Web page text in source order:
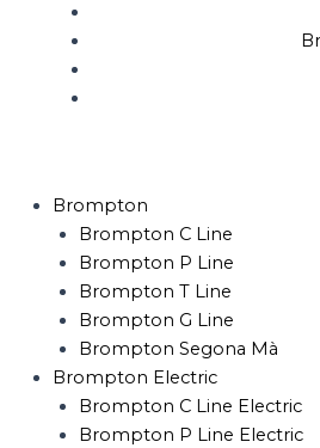
Brompton
Brompton C Line
Brompton P Line
Brompton T Line
Brompton G Line
Brompton Segona Mà
Brompton Electric
Brompton C Line Electric
Brompton P Line Electric